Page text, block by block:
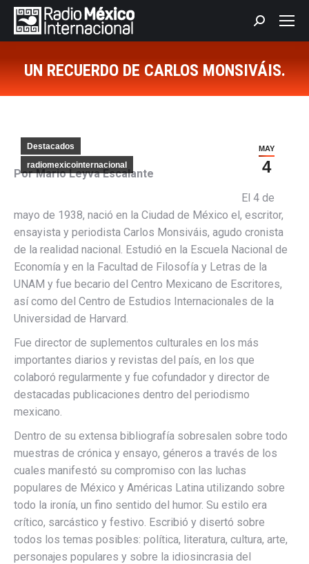
Buscar:
UN RECUERDO DE CARLOS MONSIVÁIS.
MAY
4
Destacados
radiomexicointernacional
Por Mario Leyva Escalante
El 4 de
mayo de 1938, nació en la Ciudad de México el, escritor,
ensayista y periodista Carlos Monsiváis, agudo cronista
de la realidad nacional. Estudió en la Escuela Nacional de
Economía y en la Facultad de Filosofía y Letras de la
UNAM y fue becario del Centro Mexicano de Escritores,
así como del Centro de Estudios Internacionales de la
Universidad de Harvard.
Fue director de suplementos culturales en los más
importantes diarios y revistas del país, en los que
colaboró regularmente y fue cofundador y director de
destacadas publicaciones dentro del periodismo
mexicano.
Dentro de su extensa bibliografía sobresalen sobre todo
muestras de crónica y ensayo, géneros a través de los
cuales manifestó su compromiso con las luchas
populares de México y Américas Latina utilizando sobre
todo la ironía, un fino sentido del humor. Su estilo era
crítico, sarcástico y festivo. Escribió y disertó sobre
todos los temas posibles: política, literatura, cultura, arte,
personajes populares y sobre la idiosincrasia del